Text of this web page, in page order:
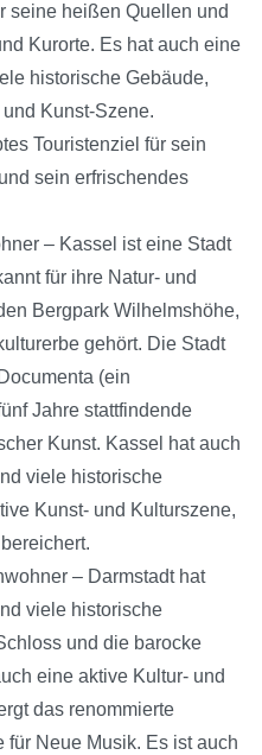
seine heißen Quellen und
Kurorte. Es hat auch eine
historische Gebäude,
Kunst-Szene.
Touristenziel für sein
sein erfrischendes
– Kassel ist eine Stadt
für ihre Natur- und
Bergpark Wilhelmshöhe,
gehört. Die Stadt
(ein
Jahre stattfindende
Kunst. Kassel hat auch
viele historische
Kunst- und Kulturszene,
– Darmstadt hat
viele historische
und die barocke
eine aktive Kultur- und
das renommierte
für Neue Musik. Es ist auch